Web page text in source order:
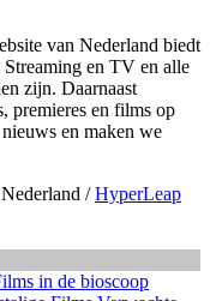
van Nederland biedt
en TV en alle
zijn. Daarnaast
premieres en films op
en maken we
/HyperLeap
in de bioscoop